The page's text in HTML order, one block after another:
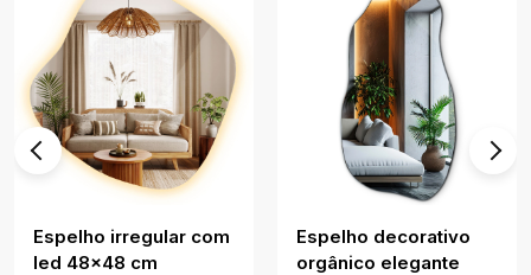
Espelho irregular com
led 48x48 cm
Espelho decorativo
orgânico elegante